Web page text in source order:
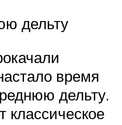
дельту
время
дельту.
классическое